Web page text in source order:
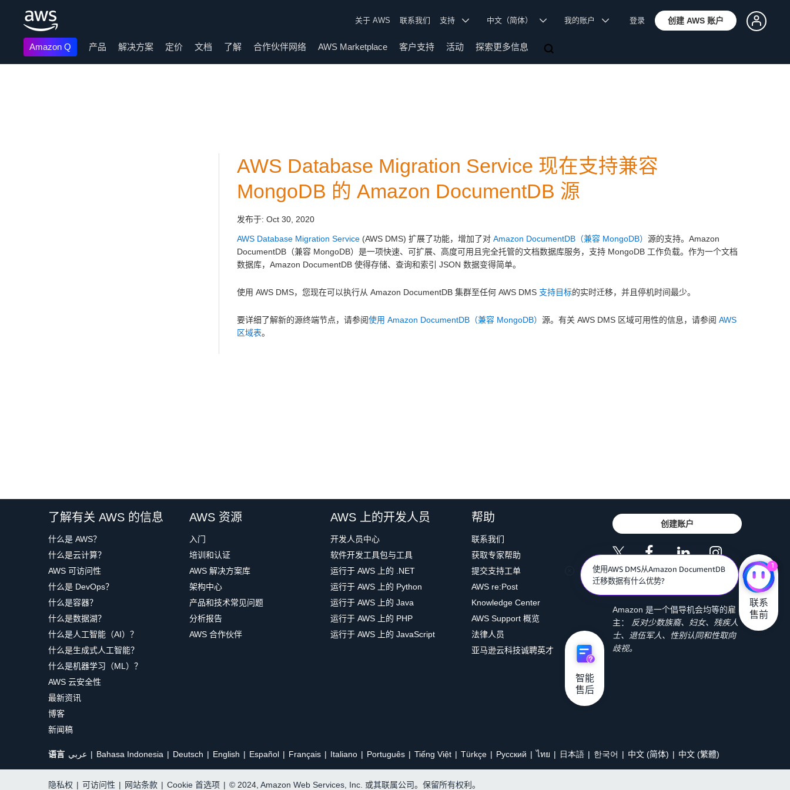
关于 AWS 联系我们 支持 中文（简体） 我的账户 登录 创建 AWS 账户
Amazon Q 产品 解决方案 定价 文档 了解 合作伙伴网络 AWS Marketplace 客户支持 活动 探索更多信息
AWS Database Migration Service 现在支持兼容
MongoDB 的 Amazon DocumentDB 源
发布于: Oct 30, 2020
AWS Database Migration Service (AWS DMS) 扩展了功能，增加了对 Amazon DocumentDB（兼容 MongoDB） 源的支持。Amazon
DocumentDB（兼容 MongoDB）是一项快速、可扩展、高度可用且完全托管的文档数据库服务，支持 MongoDB 工作负载。作为一个文档
数据库，Amazon DocumentDB 使得存储、查询和索引 JSON 数据变得简单。
使用 AWS DMS，您现在可以执行从 Amazon DocumentDB 集群至任何 AWS DMS 支持目标的实时迁移，并且停机时间最少。
要详细了解新的源终端节点，请参阅使用 Amazon DocumentDB（兼容 MongoDB） 源。有关 AWS DMS 区域可用性的信息，请参阅 AWS
区域表。
了解有关 AWS 的信息
什么是 AWS？
什么是云计算？
AWS 可访问性
什么是 DevOps？
什么是容器？
什么是数据湖？
什么是人工智能（AI）？
什么是生成式人工智能？
什么是机器学习（ML）？
AWS 云安全性
最新资讯
博客
新闻稿
AWS 资源
入门
培训和认证
AWS 解决方案库
架构中心
产品和技术常见问题
分析报告
AWS 合作伙伴
AWS 上的开发人员
开发人员中心
软件开发工具包与工具
运行于 AWS 上的 .NET
运行于 AWS 上的 Python
运行于 AWS 上的 Java
运行于 AWS 上的 PHP
运行于 AWS 上的 JavaScript
帮助
联系我们
获取专家帮助
提交支持工单
AWS re:Post
Knowledge Center
AWS Support 概览
法律人员
亚马逊云科技诚聘英才
创建账户
Amazon 是一个倡导机会均等的雇
主：
反对少数族裔、妇女、残疾人
士、退伍军人、性别认同和性取向
歧视。
语言 عربي Bahasa Indonesia Deutsch English Español Français Italiano Português Tiếng Việt Türkçe Ρусский ไทย 日本語 한국어 中文 (简体) 中文 (繁體)
隐私权 | 可访问性 | 网站条款 | Cookie 首选项 | © 2024, Amazon Web Services, Inc. 或其联属公司。保留所有权利。
使用AWS DMS从Amazon DocumentDB
迁移数据有什么优势?
1
联系
售前
智能
售后